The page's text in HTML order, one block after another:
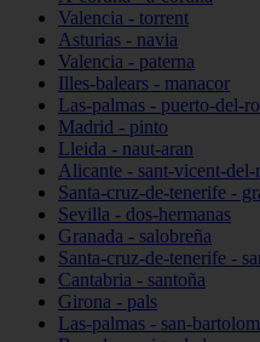
Valencia - torrent
Asturias - navia
Valencia - paterna
Illes-balears - manacor
Las-palmas - puerto-del-
Madrid - pinto
Lleida - naut-aran
Alicante - sant-vicent-del-
Santa-cruz-de-tenerife -
Sevilla - dos-hermanas
Granada - salobreña
Santa-cruz-de-tenerife -
Cantabria - santoña
Girona - pals
Las-palmas - san-